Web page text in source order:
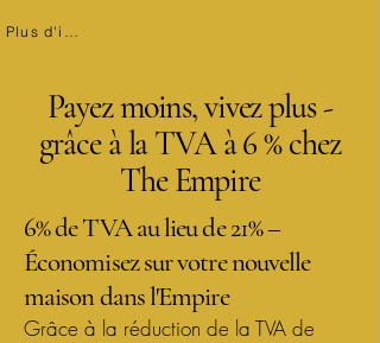
Plus d'infos
Payez moins, vivez plus -
grâce à la TVA à 6 % chez
The Empire
6% de TVA au lieu de 21% –
Économisez sur votre nouvelle
maison dans l'Empire
Grâce à la réduction de la TVA de